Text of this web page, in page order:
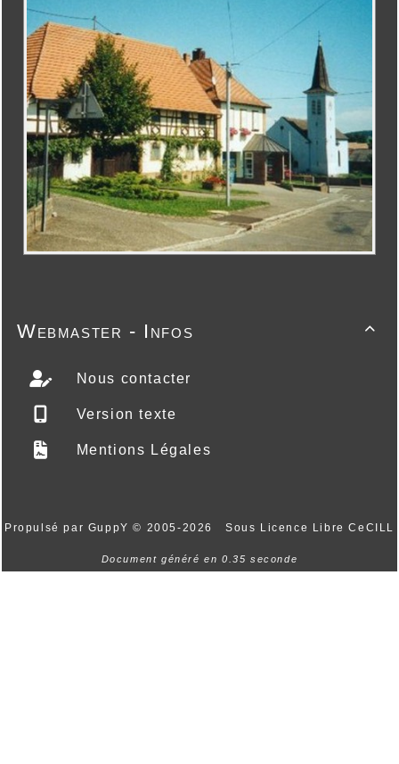

Webmaster - Infos
Nous contacter
Version texte
Mentions Légales
Propulsé par GuppY© 2005-2026 Sous Licence Libre CeCILL
Document généré en 0.35 seconde